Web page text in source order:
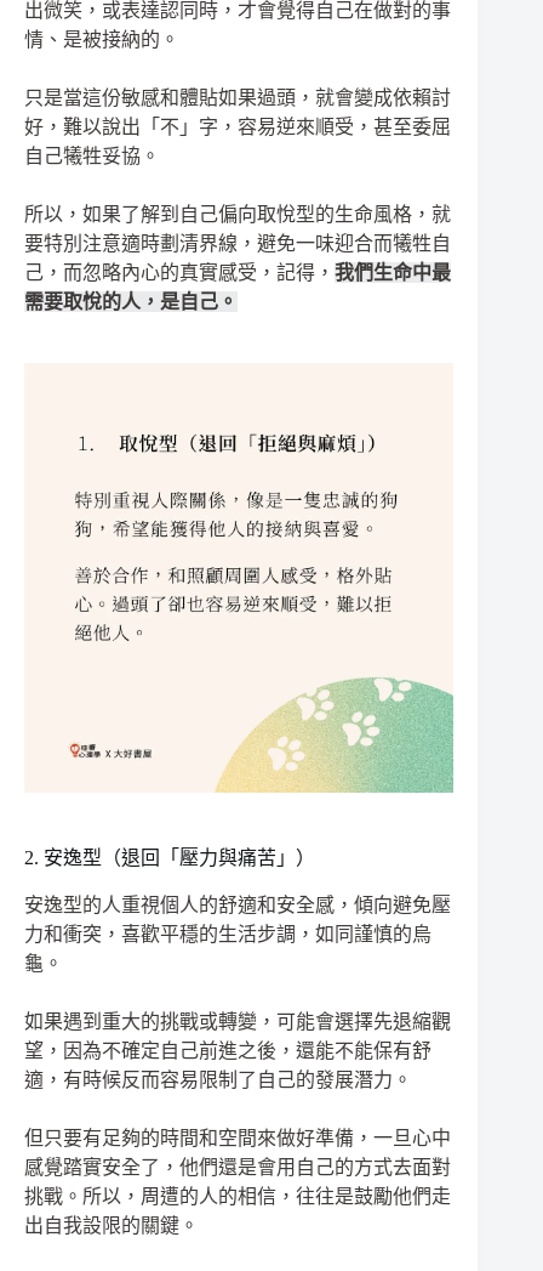
出微笑，或表達認同時，才會覺得自己在做對的事
情、是被接納的。
只是當這份敏感和體貼如果過頭，就會變成依賴討
好，難以說出「不」字，容易逆來順受，甚至委屈
自己犧牲妥協。
所以，如果了解到自己偏向取悅型的生命風格，就
要特別注意適時劃清界線，避免一味迎合而犧牲自
己，而忽略內心的真實感受，記得， 我們生命中最
需要取悅的人，是自己。
2. 安逸型（退回「壓力與痛苦」）
安逸型的人重視個人的舒適和安全感，傾向避免壓
力和衝突，喜歡平穩的生活步調，如同謹慎的烏
龜。
如果遇到重大的挑戰或轉變，可能會選擇先退縮觀
望，因為不確定自己前進之後，還能不能保有舒
適，有時候反而容易限制了自己的發展潛力。
但只要有足夠的時間和空間來做好準備，一旦心中
感覺踏實安全了，他們還是會用自己的方式去面對
挑戰。所以，周遭的人的相信，往往是鼓勵他們走
出自我設限的關鍵。